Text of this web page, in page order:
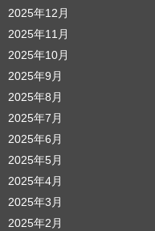
2025年12月
2025年11月
2025年10月
2025年9月
2025年8月
2025年7月
2025年6月
2025年5月
2025年4月
2025年3月
2025年2月